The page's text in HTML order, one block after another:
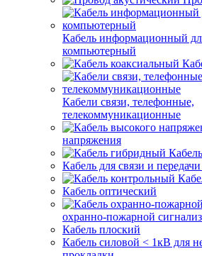
Кабель информационный
компьютерный
Кабели связи, телефонные,
телекоммуникационные
напряжения
Кабель для связи и
Кабель оптический
охранно-пожарной
Кабель плоский
Кабель силовой < 1кВ для